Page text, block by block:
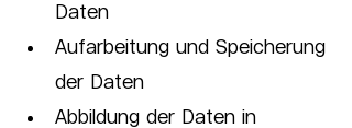
Daten
Aufarbeitung und Speicherung
der Daten
Abbildung der Daten in